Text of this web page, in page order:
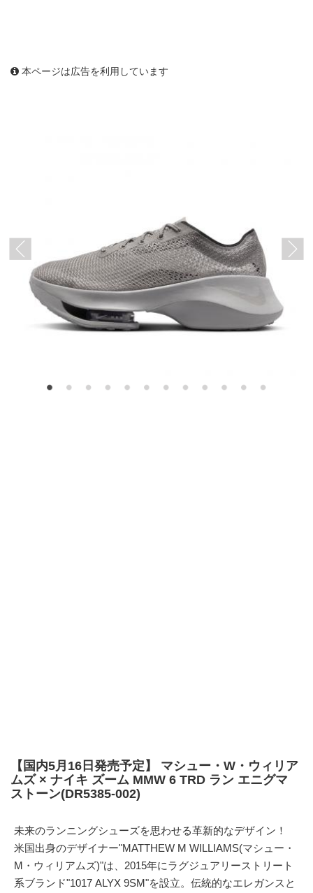
本ページは広告を利用しています
【国内5月16日発売予定】 マシュー・W・ウィリア
ムズ × ナイキ ズーム MMW 6 TRD ラン エニグマ
ストーン(DR5385-002)
未来のランニングシューズを思わせる革新的なデザイン！
米国出身のデザイナー"MATTHEW M WILLIAMS(マシュー・
M・ウィリアムズ)"は、2015年にラグジュアリーストリート
系ブランド"1017 ALYX 9SM"を設立。伝統的なエレガンスと